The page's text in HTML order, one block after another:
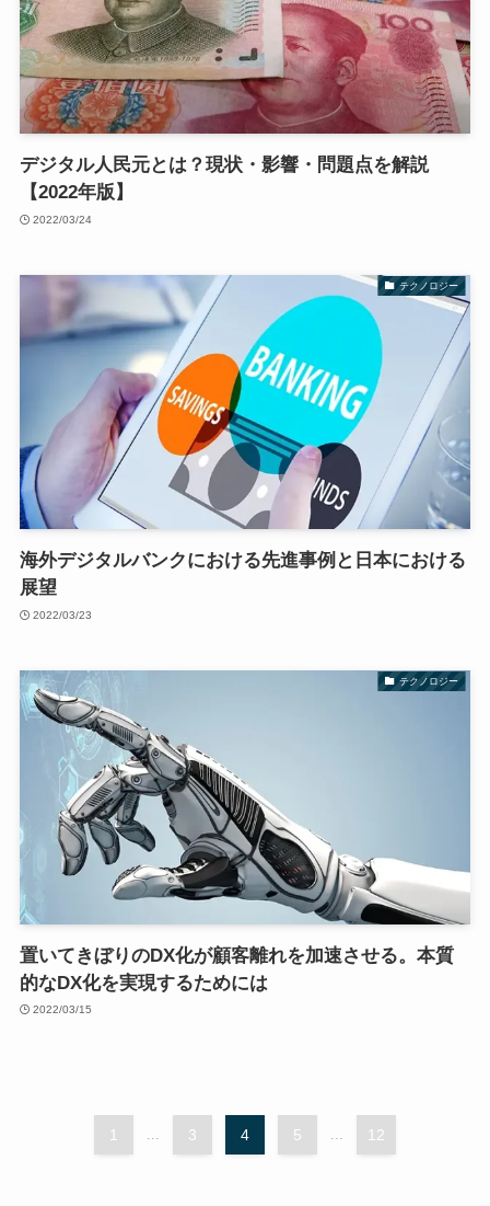
デジタル人民元とは？現状・影響・問題点を解説
【2022年版】
2022/03/24
テクノロジー
海外デジタルバンクにおける先進事例と日本における
展望
2022/03/23
テクノロジー
置いてきぼりのDX化が顧客離れを加速させる。本質
的なDX化を実現するためには
2022/03/15
1 3 4 5 12